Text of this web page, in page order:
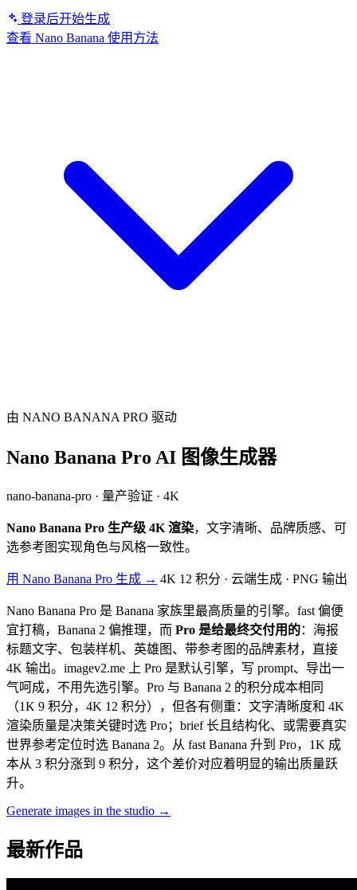
登录后开始生成
查看 Nano Banana 使用方法
由 NANO BANANA PRO 驱动
Nano Banana Pro AI 图像生成器
nano-banana-pro · 量产验证 · 4K
Nano Banana Pro 生产级 4K 渲染，文字清晰、品牌质感、可
选参考图实现角色与风格一致性。
用 Nano Banana Pro 生成 → 4K 12 积分 · 云端生成 · PNG 输出
Nano Banana Pro 是 Banana 家族里最高质量的引擎。fast 偏便
宜打稿，Banana 2 偏推理，而 Pro 是给最终交付用的：海报
标题文字、包装样机、英雄图、带参考图的品牌素材，直接
4K 输出。imagev2.me 上 Pro 是默认引擎，写 prompt、导出一
气呵成，不用先选引擎。Pro 与 Banana 2 的积分成本相同
（1K 9 积分，4K 12 积分），但各有侧重：文字清晰度和 4K
渲染质量是决策关键时选 Pro；brief 长且结构化、或需要真实
世界参考定位时选 Banana 2。从 fast Banana 升到 Pro，1K 成
本从 3 积分涨到 9 积分，这个差价对应着明显的输出质量跃
升。
Generate images in the studio →
最新作品